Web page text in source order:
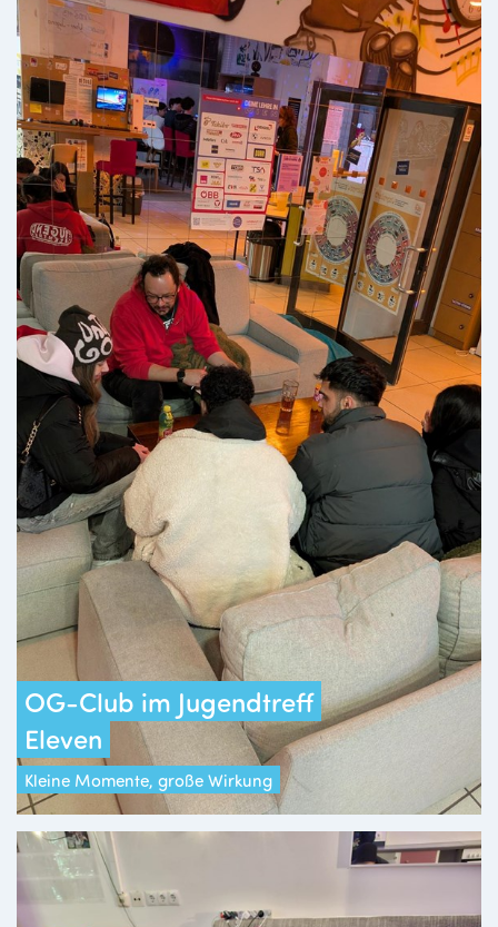
OG-Club im Jugendtreff
Eleven
Kleine Momente, große Wirkung